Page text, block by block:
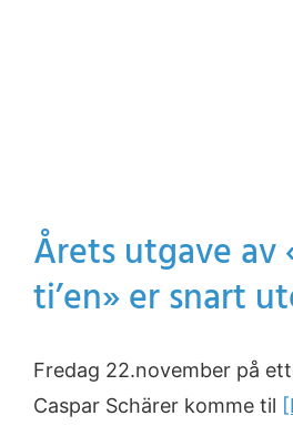
Årets utgave av
ti’en» er snart
Fredag 22.november på
Caspar Schärer komme til